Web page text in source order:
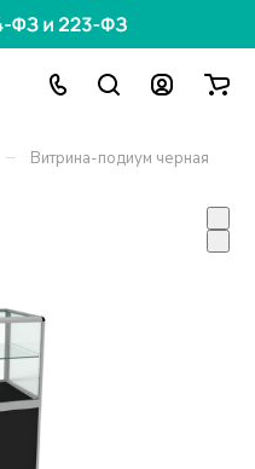
– Витрина-подиум черная